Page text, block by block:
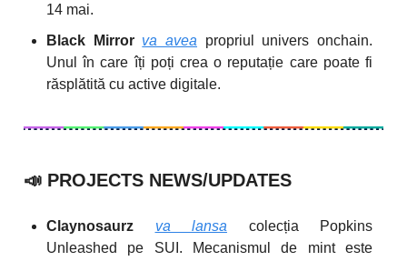
14 mai.
Black Mirror va avea propriul univers onchain.
Unul în care îți poți crea o reputație care poate fi
răsplătită cu active digitale.
📣 PROJECTS NEWS/UPDATES
Claynosaurz va lansa
colecția Popkins
Unleashed pe SUI. Mecanismul de mint este